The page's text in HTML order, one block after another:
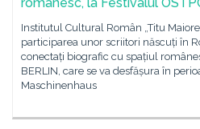
Institutul Cultural Român „Titu
participarea unor scriitori născuți în
conectați biografic cu spațiul
BERLIN, care se va desfășura în
Maschinenhaus